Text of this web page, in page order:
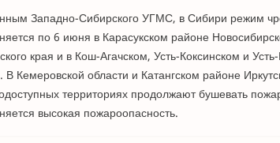
Западно-Сибирского УГМС, в Сибири режим
по 6 июня в Карасукском районе
края и в Кош-Агачском, Усть-Коксинском и
В Кемеровской области и Катангском районе
территориях продолжают бушевать
высокая пожароопасность.